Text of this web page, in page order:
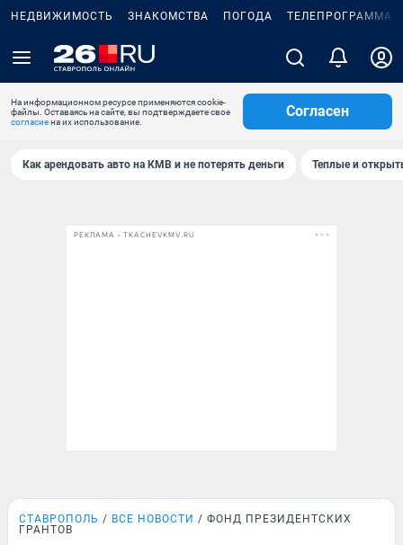
НЕДВИЖИМОСТЬ ЗНАКОМСТВА ПОГОДА ТЕЛЕПРОГРАММА
На информационном ресурсе применяются cookie-
файлы. Оставаясь на сайте, вы подтверждаете свое
согласиена их использование.
Согласен
Как арендовать авто на КМВ и не потерять деньги Теплые и
РЕКЛАМА • TKACHEVKMV.RU
СТАВРОПОЛЬ ВСЕ НОВОСТИ
ФОНД ПРЕЗИДЕНТСКИХ
ГРАНТОВ